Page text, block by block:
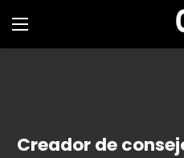
Creador de